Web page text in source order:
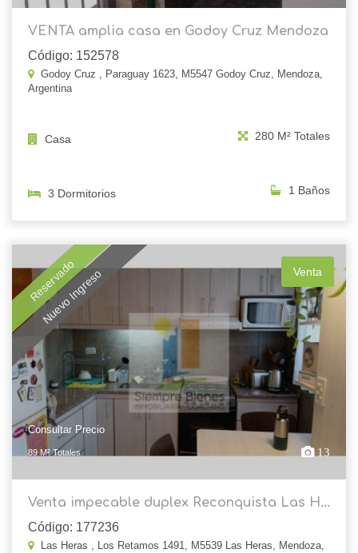
VENTA amplia casa en Godoy Cruz Mendoza
Código: 152578
Godoy Cruz , Paraguay 1623, M5547 Godoy Cruz, Mendoza,
Argentina
Casa 280 M² Totales
3 Dormitorios 1 Baños
Reservado
Nuevo Ingreso Venta
Consultar Precio
89 M² Totales 13
Venta impecable duplex Reconquista Las H...
Código: 177236
Las Heras , Los Retamos 1491, M5539 Las Heras, Mendoza,